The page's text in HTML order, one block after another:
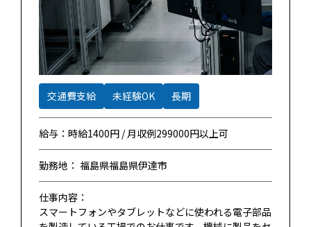
交通費支給 未経験OK 長期
給与：時給1400円 / 月収例299000円以上可
勤務地： 福島県福島県伊達市
仕事内容：
スマートフォンやタブレットなどに使われる電子部品